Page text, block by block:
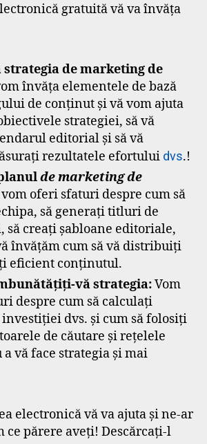
gratuită vă va învăța
de marketing de
învăța elementele de bază
de conținut și vă vom ajuta
strategiei, să vă
editorial și să vă
rezultatele efortului dvs.!
de marketing de
oferi sfaturi despre cum să
să generați titluri de
să creați șabloane editoriale,
învățăm cum să vă distribuiți
eficient conținutul.
vă strategia:Vom
despre cum să calculați
dvs. și cum să folosiți
de căutare și rețelele
vă face strategia și mai
electronică vă va ajuta și ne-ar
ce părere aveți! Descărcați-l